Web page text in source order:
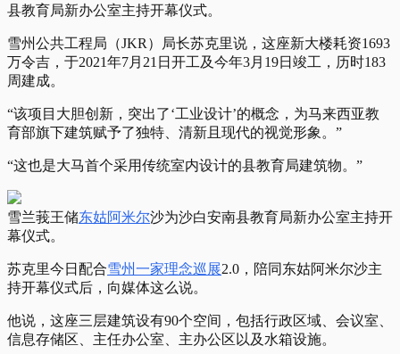
县教育局新办公室主持开幕仪式。
雪州公共工程局（JKR）局长苏克里说，这座新大楼耗资1693
万令吉，于2021年7月21日开工及今年3月19日竣工，历时183
周建成。
“该项目大胆创新，突出了‘工业设计’的概念，为马来西亚教
育部旗下建筑赋予了独特、清新且现代的视觉形象。”
“这也是大马首个采用传统室内设计的县教育局建筑物。”
雪兰莪王储东姑阿米尔沙为沙白安南县教育局新办公室主持开
幕仪式。
苏克里今日配合雪州一家理念巡展2.0，陪同东姑阿米尔沙主
持开幕仪式后，向媒体这么说。
他说，这座三层建筑设有90个空间，包括行政区域、会议室、
信息存储区、主任办公室、主办公区以及水箱设施。